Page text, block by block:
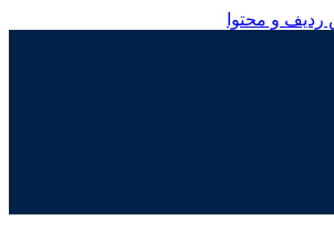
و محتوا